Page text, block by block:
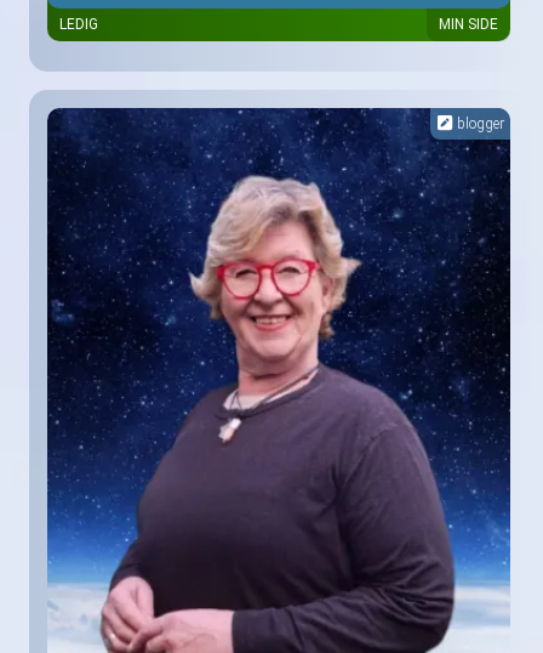
LEDIG MIN SIDE
blogger